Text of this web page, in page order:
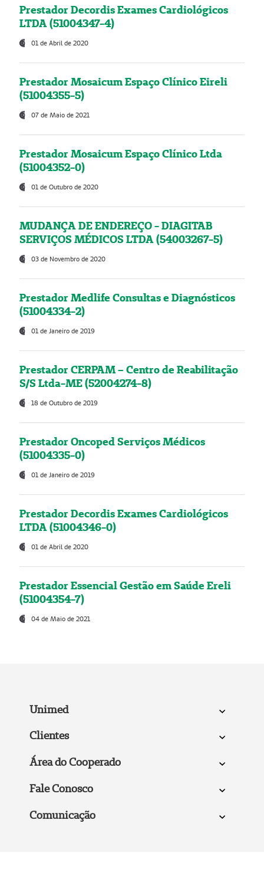
Prestador Decordis Exames Cardiológicos
LTDA (51004347-4)
01 de Abril de 2020
Prestador Mosaicum Espaço Clínico Eireli
(51004355-5)
07 de Maio de 2021
Prestador Mosaicum Espaço Clínico Ltda
(51004352-0)
01 de Outubro de 2020
MUDANÇA DE ENDEREÇO - DIAGITAB
SERVIÇOS MÉDICOS LTDA (54003267-5)
03 de Novembro de 2020
Prestador Medlife Consultas e Diagnósticos
(51004334-2)
01 de Janeiro de 2019
Prestador CERPAM – Centro de Reabilitação
S/S Ltda-ME (52004274-8)
18 de Outubro de 2019
Prestador Oncoped Serviços Médicos
(51004335-0)
01 de Janeiro de 2019
Prestador Decordis Exames Cardiológicos
LTDA (51004346-0)
01 de Abril de 2020
Prestador Essencial Gestão em Saúde Ereli
(51004354-7)
04 de Maio de 2021
Unimed
Clientes
Área do Cooperado
Fale Conosco
Comunicação